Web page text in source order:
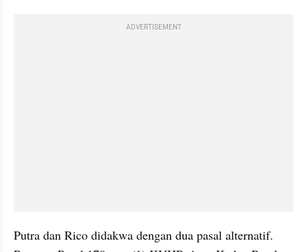
ADVERTISEMENT
Putra dan Rico didakwa dengan dua pasal alternatif.